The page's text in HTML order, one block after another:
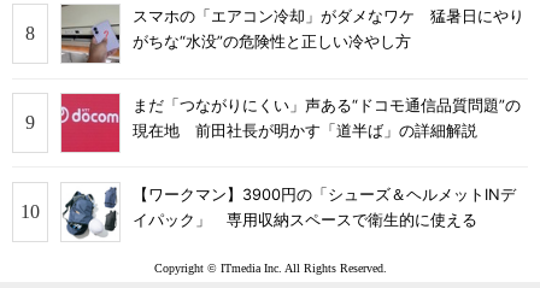
スマホの「エアコン冷却」がダメなワケ 猛暑日にやり
がちな“水没”の危険性と正しい冷やし方
まだ「つながりにくい」声ある“ドコモ通信品質問題”の
現在地 前田社長が明かす「道半ば」の詳細解説
【ワークマン】3900円の「シューズ＆ヘルメットINデ
イパック」 専用収納スペースで衛生的に使える
Copyright © ITmedia Inc. All Rights Reserved.